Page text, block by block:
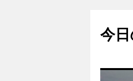
テ
ス
今